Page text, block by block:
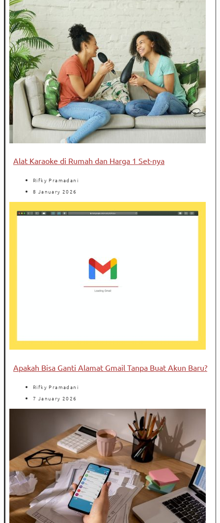
Alat Karaoke di Rumah dan Harga 1 Set-nya
Rifky Pramadani
8 January 2026
Apakah Bisa Ganti Alamat Gmail Tanpa Buat Akun Baru?
Rifky Pramadani
7 January 2026